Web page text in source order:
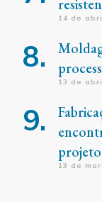
14 de
13 de
13 de